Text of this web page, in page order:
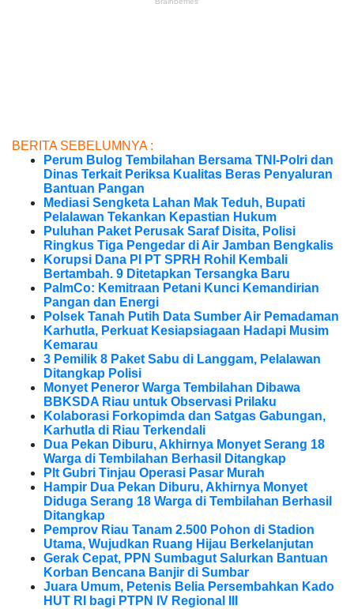
BERITA SEBELUMNYA :
Perum Bulog Tembilahan Bersama TNI-Polri dan
Dinas Terkait Periksa Kualitas Beras Penyaluran
Bantuan Pangan
Mediasi Sengketa Lahan Mak Teduh, Bupati
Pelalawan Tekankan Kepastian Hukum
Puluhan Paket Perusak Saraf Disita, Polisi
Ringkus Tiga Pengedar di Air Jamban Bengkalis
Korupsi Dana PI PT SPRH Rohil Kembali
Bertambah. 9 Ditetapkan Tersangka Baru
PalmCo: Kemitraan Petani Kunci Kemandirian
Pangan dan Energi
Polsek Tanah Putih Data Sumber Air Pemadaman
Karhutla, Perkuat Kesiapsiagaan Hadapi Musim
Kemarau
3 Pemilik 8 Paket Sabu di Langgam, Pelalawan
Ditangkap Polisi
Monyet Peneror Warga Tembilahan Dibawa
BBKSDA Riau untuk Observasi Prilaku
Kolaborasi Forkopimda dan Satgas Gabungan,
Karhutla di Riau Terkendali
Dua Pekan Diburu, Akhirnya Monyet Serang 18
Warga di Tembilahan Berhasil Ditangkap
Plt Gubri Tinjau Operasi Pasar Murah
Hampir Dua Pekan Diburu, Akhirnya Monyet
Diduga Serang 18 Warga di Tembilahan Berhasil
Ditangkap
Pemprov Riau Tanam 2.500 Pohon di Stadion
Utama, Wujudkan Ruang Hijau Berkelanjutan
Gerak Cepat, PPN Sumbagut Salurkan Bantuan
Korban Bencana Banjir di Sumbar
Juara Umum, Petenis Belia Persembahkan Kado
HUT RI bagi PTPN IV Regional III